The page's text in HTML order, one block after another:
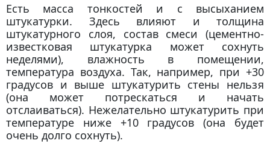
Есть масса тонкостей и с высыханием
штукатурки. Здесь влияют и толщина
штукатурного слоя, состав смеси (цементно-
известковая штукатурка может сохнуть
неделями), влажность в помещении,
температура воздуха. Так, например, при +30
градусов и выше штукатурить стены нельзя
(она может потрескаться и начать
отслаиваться). Нежелательно штукатурить при
температуре ниже +10 градусов (она будет
очень долго сохнуть).